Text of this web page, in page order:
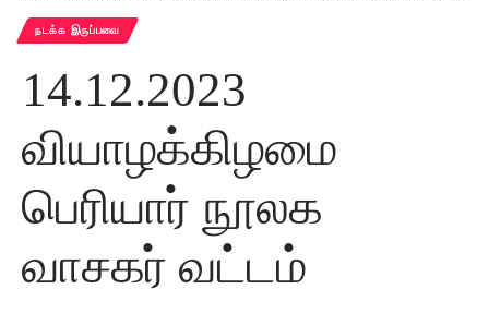
நடக்க இருப்பவை
14.12.2023
வியாழக்கிழமை
பெரியார் நூலக
வாசகர் வட்டம்